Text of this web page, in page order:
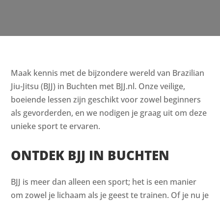
Maak kennis met de bijzondere wereld van Brazilian
Jiu-Jitsu (BJJ) in Buchten met BJJ.nl. Onze veilige,
boeiende lessen zijn geschikt voor zowel beginners
als gevorderden, en we nodigen je graag uit om deze
unieke sport te ervaren.
ONTDEK BJJ IN BUCHTEN
BJJ is meer dan alleen een sport; het is een manier
om zowel je lichaam als je geest te trainen. Of je nu je